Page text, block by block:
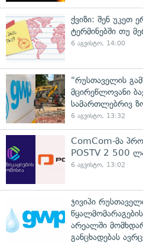
ქვიზი: შენ უკეთ
ტერმინებში თუ
6 აგვისტო, 14:00
"რუსთაველის
მცირეწლოვანი
სამართლებრივ
6 აგვისტო, 13:32
ComCom-მა
POSTV 2 500
6 აგვისტო, 13:02
ჯივიპი
არეალში
განცხადებას